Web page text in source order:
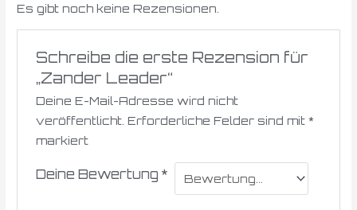
Es gibt noch keine Rezensionen.
Schreibe die erste Rezension für
„Zander Leader“
Deine E-Mail-Adresse wird nicht
veröffentlicht. Erforderliche Felder sind mit *
markiert
Deine Bewertung *